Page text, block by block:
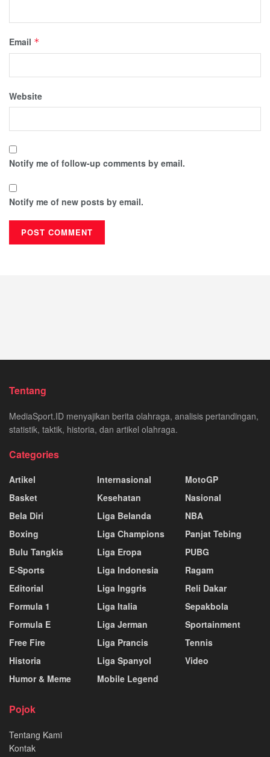
Email *
Website
Notify me of follow-up comments by email.
Notify me of new posts by email.
Tentang
MediaSport.ID menyajikan berita olahraga, analisis pertandingan,
statistik, taktik, historia, dan artikel olahraga.
Categories
Artikel
Basket
Bela Diri
Boxing
Bulu Tangkis
E-Sports
Editorial
Formula 1
Formula E
Free Fire
Historia
Humor & Meme
Internasional
Kesehatan
Liga Belanda
Liga Champions
Liga Eropa
Liga Indonesia
Liga Inggris
Liga Italia
Liga Jerman
Liga Prancis
Liga Spanyol
Mobile Legend
MotoGP
Nasional
NBA
Panjat Tebing
PUBG
Ragam
Reli Dakar
Sepakbola
Sportainment
Tennis
Video
Pojok
Tentang Kami
Kontak